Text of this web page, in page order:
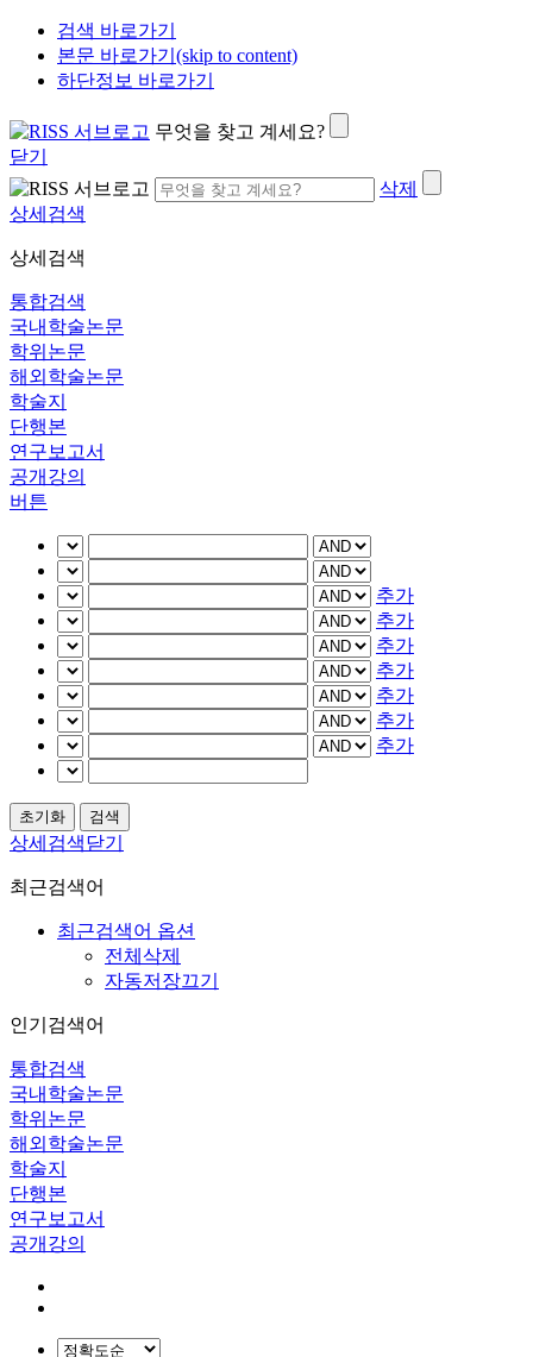
검색 바로가기
본문 바로가기(skip to content)
하단정보 바로가기
무엇을 찾고 계세요?
닫기
삭제
상세검색
상세검색
통합검색
국내학술논문
학위논문
해외학술논문
학술지
단행본
연구보고서
공개강의
버튼
추가
추가
추가
추가
추가
추가
추가
상세검색닫기
최근검색어
최근검색어 옵션
전체삭제
자동저장끄기
인기검색어
통합검색
국내학술논문
학위논문
해외학술논문
학술지
단행본
연구보고서
공개강의